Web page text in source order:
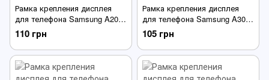
Рамка крепления дисплея
для телефона Samsung A205
Galaxy A20 (2019) черная
110 грн
Рамка крепления дисплея
для телефона Samsung A305
Galaxy A30 (2019) черная
105 грн